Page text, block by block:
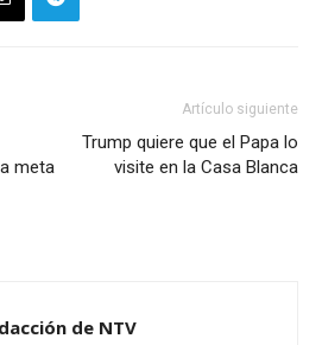
meta
Artículo siguiente
Trump quiere que el Papa lo
visite en la Casa Blanca
de NTV